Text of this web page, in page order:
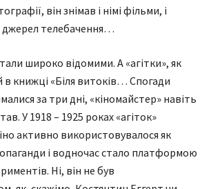
він знімав і німі фільми, і
джерел телебачення…
широко відомими. А «агітки», як
в книжці «Біля витоків… Спогади
за три дні, «кіномайстер» навіть
У 1918 – 1925 роках «агіток»
активно використовувалося як
і водночас стало платформою
Ні, він не був